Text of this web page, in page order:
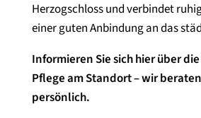
Herzogschloss und verbindet
einer guten Anbindung an das
Informieren Sie sich hier über
Pflege am Standort – wir
persönlich.